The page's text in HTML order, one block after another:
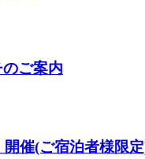
ご案内
催(ご宿泊者様限